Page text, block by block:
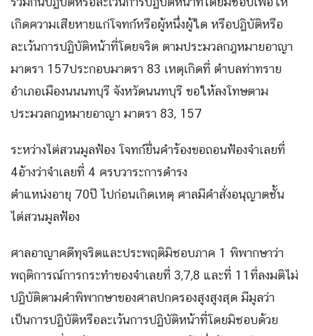
เกิดความเสียหายแก่โจทก์หรือผู้หนึ่งผู้ใด หรือปฏิบัติหรือ
ละเว้นการปฏิบัติหน้าที่โดยจริต ตามประมวลกฎหมายอาญา
มาตรา 157ประกอบมาตรา 83 เหตุเกิดที่ ตำบลท่าทราย
อำเภอเมืองนนนทบุรี จังหวัดนนทบุรี ขอให้ลงโทษตาม
ประมวลกฎหมายอาญา มาตรา 83, 157
ระหว่างไต่สวนมูลฟ้อง โจทก์ยื่นคำร้องขอถอนฟ้องจำเลยที่
4อ้างว่าจำเลยที่ 4 ครบวาระการดำรง
ตำแหน่งอายุ 70ปี ไปก่อนเกิดเหตุ ศาลมีคำสั่งอนุญาตชั้น
ไต่สวนมูลฟ้อง
ศาลอาญาคดีทุจริตและประพฤติมิชอบภาค 1 พิพากษาว่า
พฤติการณ์การกระทำของจำเลยที่ 3,7,8 และที่ 11ที่ลงมติไม่
ปฏิบัติตามคำพิพากษาของศาลปกครองสูงสูงสุด มีมูลว่า
เป็นการปฏิบัติหรือละเว้นการปฏิบัติหน้าที่โดยมิชอบด้วย